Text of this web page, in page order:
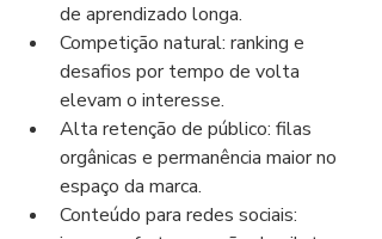
de aprendizado longa.
Competição natural: ranking e
desafios por tempo de volta
elevam o interesse.
Alta retenção de público: filas
orgânicas e permanência maior no
espaço da marca.
Conteúdo para redes sociais: